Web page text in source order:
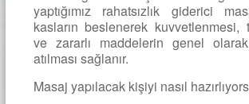
yaptığımız rahatsızlık giderici
kasların beslenerek kuvvetlenmesi,
ve zararlı maddelerin genel
atılması sağlanır.
Masaj yapılacak kişiyi nasıl